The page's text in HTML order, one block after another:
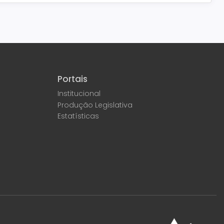
Portais
Institucional
Produção Legislativa
Estatísticas